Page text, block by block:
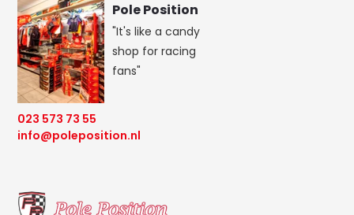
Pole Position
"It's like a candy
shop for racing
fans"
023 573 73 55
info@poleposition.nl